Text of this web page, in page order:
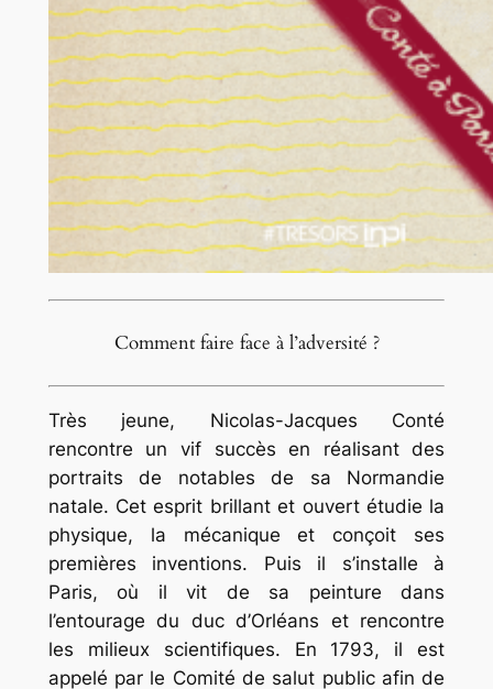
Comment faire face à l’adversité ?
Très jeune, Nicolas-Jacques Conté
rencontre un vif succès en réalisant des
portraits de notables de sa Normandie
natale. Cet esprit brillant et ouvert étudie la
physique, la mécanique et conçoit ses
premières inventions. Puis il s’installe à
Paris, où il vit de sa peinture dans
l’entourage du duc d’Orléans et rencontre
les milieux scientifiques. En 1793, il est
appelé par le Comité de salut public afin de